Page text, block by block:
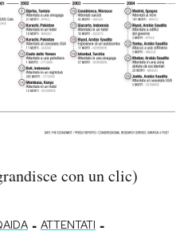
con un clic)
- ATTENTATI -